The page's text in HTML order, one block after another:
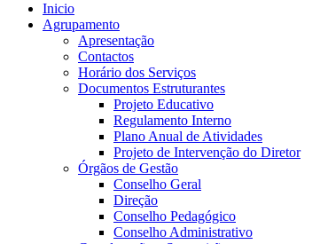
Inicio
Agrupamento
Apresentação
Contactos
Horário dos Serviços
Documentos Estruturantes
Projeto Educativo
Regulamento Interno
Plano Anual de Atividades
Projeto de Intervenção do Diretor
Órgãos de Gestão
Conselho Geral
Direção
Conselho Pedagógico
Conselho Administrativo